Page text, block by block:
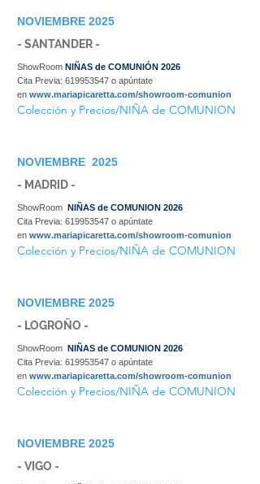
NOVIEMBRE 2025
- SANTANDER -
ShowRoom NIÑAS de COMUNIÓN 2026
Cita Previa: 619953547 o apúntate
en www.mariapicaretta.com/showroom-comunion
Colección y Precios/NIÑA de COMUNION
NOVIEMBRE 2025
- MADRID -
ShowRoom NIÑAS de COMUNION 2026
Cita Previa: 619953547 o apúntate
en www.mariapicaretta.com/showroom-comunion
Colección y Precios/NIÑA de COMUNION
NOVIEMBRE 2025
- LOGROÑO -
ShowRoom NIÑAS de COMUNION 2026
Cita Previa: 619953547 o apúntate
en www.mariapicaretta.com/showroom-comunion
Colección y Precios/NIÑA de COMUNION
NOVIEMBRE 2025
- VIGO -